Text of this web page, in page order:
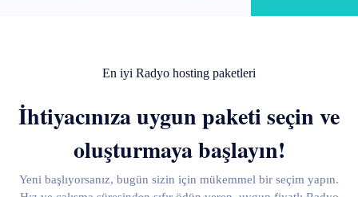
En iyi Radyo hosting paketleri
İhtiyacınıza uygun paketi seçin ve
oluşturmaya başlayın!
Yeni başlıyorsanız, bugün sizin için mükemmel bir seçim yapın.